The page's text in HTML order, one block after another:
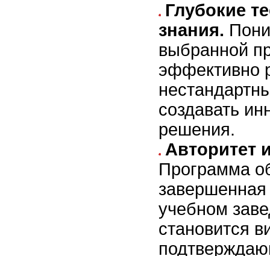
Глубокие
знания.
выбранной
эффективно
создавать
решения.
Авторитет
Программа
учебном
становится